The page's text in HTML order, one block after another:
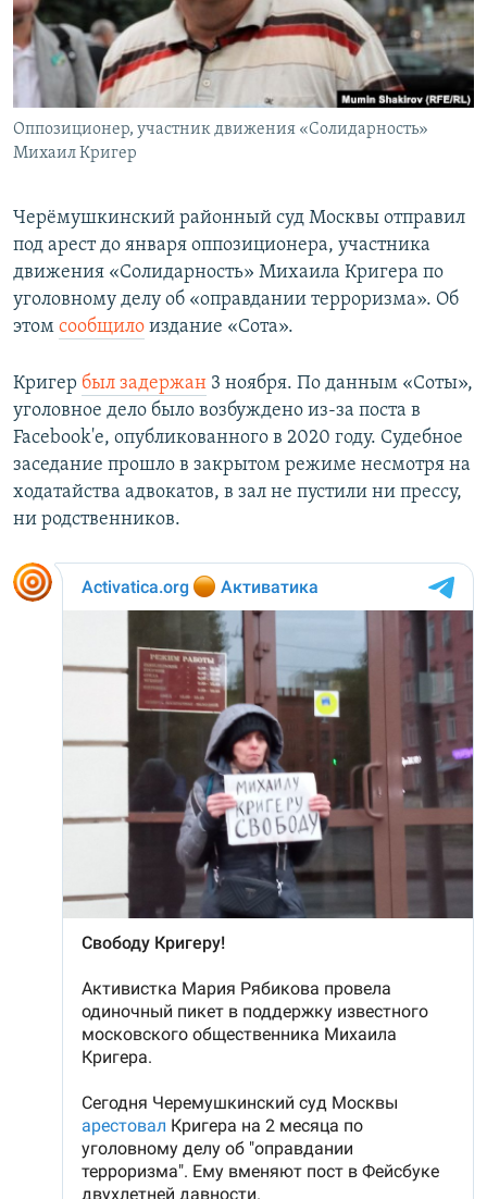
Оппозиционер, участник движения «Солидарность»
Михаил Кригер
Черёмушкинский районный суд Москвы отправил
под арест до января оппозиционера, участника
движения «Солидарность» Михаила Кригера по
уголовному делу об «оправдании терроризма». Об
этом сообщило издание «Сота».
Кригер был задержан 3 ноября. По данным «Соты»,
уголовное дело было возбуждено из-за поста в
Facebook'е, опубликованного в 2020 году. Судебное
заседание прошло в закрытом режиме несмотря на
ходатайства адвокатов, в зал не пустили ни прессу,
ни родственников.